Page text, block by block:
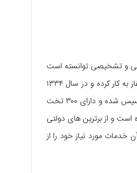
و تشخیصی توانسته است
دانشجویان پزشکی بسیاری را در مقاطع تحصیلی گوناگون آموزش دهد. این بیمارستان در سال ۱۳۳۱ آغاز به کار کرده و در سال ۱۳۳۴
به بهره‌ برداری رسیده است. بیمارستان نمازی در مساحت بیش از ۲۵ هکتار و زیربنای ۷۵۰۰ متر مربع تاسیس شده و دارای ۳۰۰ تخت
این بیمارستان از سال ۱۳۶۷ به بعد به بیش از ۶۰۰ مورد رسیده است و از برترین ‌های دولتی
خدمات مورد نیاز خود را از